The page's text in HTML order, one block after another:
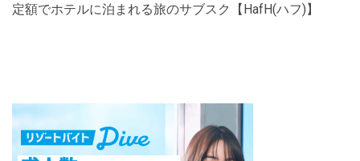
定額でホテルに泊まれる旅のサブスク【HafH(ハフ)】